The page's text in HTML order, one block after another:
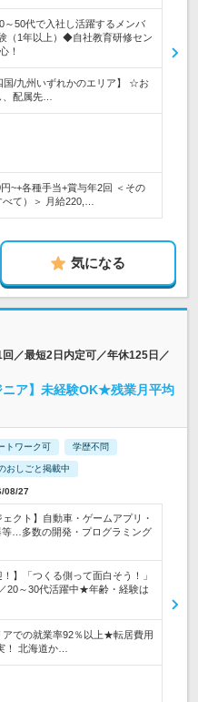
～50代で入社し活躍するメンバ
（1年以上）◆自社教育研修セン
！
国/九州いずれかのエリア】 ☆お
配属先…
~+各種手当+賞与年2回 ＜その
て）＞ 月給220,…
気になる
／最短2日内定可／年休125日／
ア】未経験OK★残業月平均
トワーク可 学歴不問
おしごと掲載中
08/27
クト】自動車・ゲームアプリ・
等…多数の開発・プログラミング
】「つくる側って面白そう！」
20～30代活躍中★年齢・経験は
アでの就業率92％以上★転居費用
！ 北海道か…